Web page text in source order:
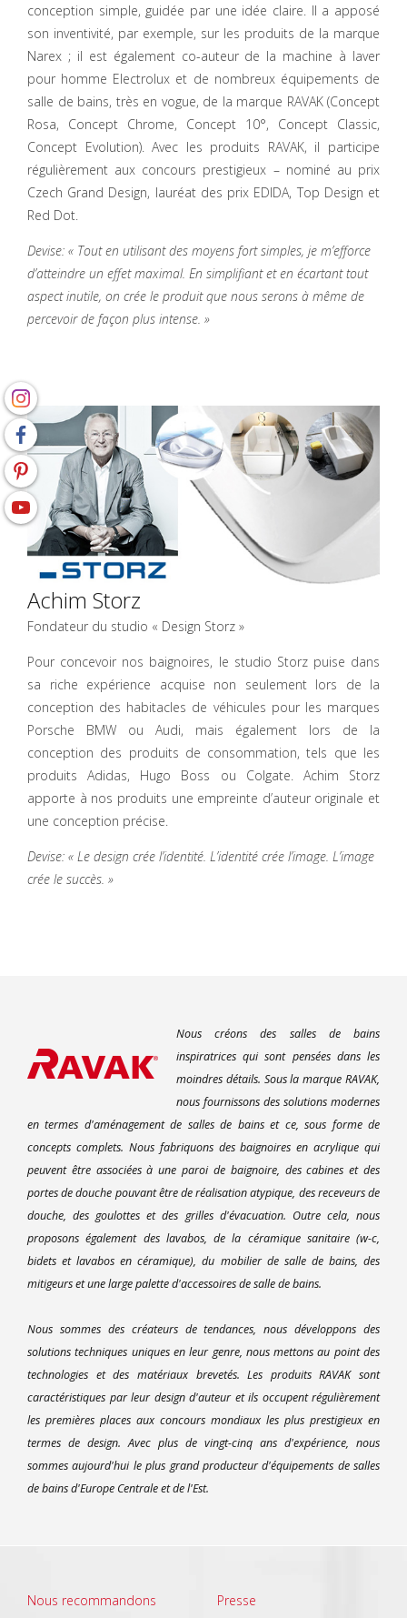
conception simple, guidée par une idée claire. Il a apposé
son inventivité, par exemple, sur les produits de la marque
Narex ; il est également co-auteur de la machine à laver
pour homme Electrolux et de nombreux équipements de
salle de bains, très en vogue, de la marque RAVAK (Concept
Rosa, Concept Chrome, Concept 10°, Concept Classic,
Concept Evolution). Avec les produits RAVAK, il participe
régulièrement aux concours prestigieux – nominé au prix
Czech Grand Design, lauréat des prix EDIDA, Top Design et
Red Dot.
Devise: « Tout en utilisant des moyens fort simples, je m’efforce
d’atteindre un effet maximal. En simplifiant et en écartant tout
aspect inutile, on crée le produit que nous serons à même de
percevoir de façon plus intense. »
Achim Storz
Fondateur du studio « Design Storz »
Pour concevoir nos baignoires, le studio Storz puise dans
sa riche expérience acquise non seulement lors de la
conception des habitacles de véhicules pour les marques
Porsche BMW ou Audi, mais également lors de la
conception des produits de consommation, tels que les
produits Adidas, Hugo Boss ou Colgate. Achim Storz
apporte à nos produits une empreinte d’auteur originale et
une conception précise.
Devise: « Le design crée l’identité. L’identité crée l’image. L’image
crée le succès. »
Nous créons des salles de bains
inspiratrices qui sont pensées dans les
moindres détails. Sous la marque RAVAK,
nous fournissons des solutions modernes
en termes d'aménagement de salles de bains et ce, sous forme de
concepts complets. Nous fabriquons des baignoires en acrylique qui
peuvent être associées à une paroi de baignoire, des cabines et des
portes de douche pouvant être de réalisation atypique, des receveurs de
douche, des goulottes et des grilles d'évacuation. Outre cela, nous
proposons également des lavabos, de la céramique sanitaire (w-c,
bidets et lavabos en céramique), du mobilier de salle de bains, des
mitigeurs et une large palette d'accessoires de salle de bains.
Nous sommes des créateurs de tendances, nous développons des
solutions techniques uniques en leur genre, nous mettons au point des
technologies et des matériaux brevetés. Les produits RAVAK sont
caractéristiques par leur design d'auteur et ils occupent régulièrement
les premières places aux concours mondiaux les plus prestigieux en
termes de design. Avec plus de vingt-cinq ans d'expérience, nous
sommes aujourd'hui le plus grand producteur d'équipements de salles
de bains d'Europe Centrale et de l'Est.
Nous recommandons Presse